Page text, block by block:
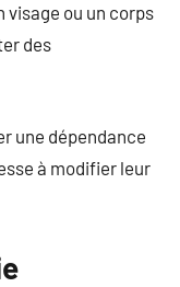
visage ou un corps
des
une dépendance
à modifier leur